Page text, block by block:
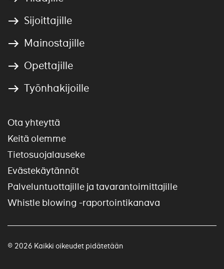
Sijoittajille
Mainostajille
Opettajille
Työnhakijoille
Ota yhteyttä
Keitä olemme
Tietosuojalauseke
Evästekäytännöt
Palveluntuottajille ja tavarantoimittajille
Whistle blowing -raportointikanava
© 2026 Kaikki oikeudet pidätetään